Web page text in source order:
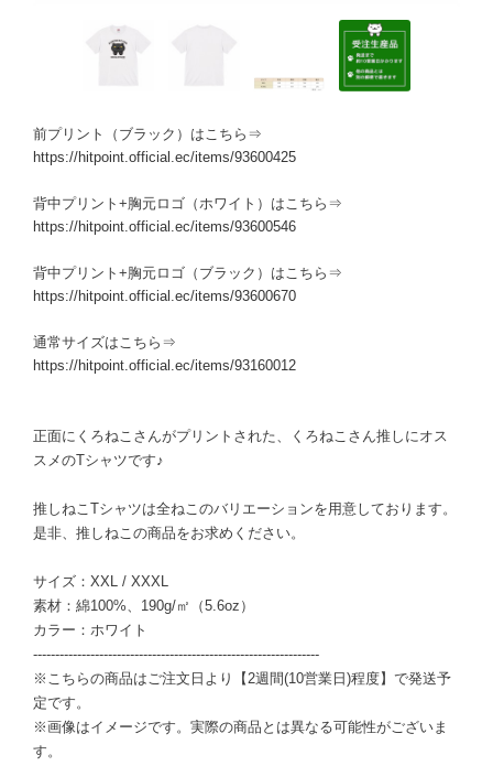
前プリント（ブラック）はこちら⇒
https://hitpoint.official.ec/items/93600425
背中プリント+胸元ロゴ（ホワイト）はこちら⇒
https://hitpoint.official.ec/items/93600546
背中プリント+胸元ロゴ（ブラック）はこちら⇒
https://hitpoint.official.ec/items/93600670
通常サイズはこちら⇒
https://hitpoint.official.ec/items/93160012
正面にくろねこさんがプリントされた、くろねこさん推しにオス
スメのTシャツです♪
推しねこTシャツは全ねこのバリエーションを用意しております。
是非、推しねこの商品をお求めください。
サイズ：XXL / XXXL
素材：綿100%、190g/㎡（5.6oz）
カラー：ホワイト
-----------------------------------------------------------------
※こちらの商品はご注文日より【2週間(10営業日)程度】で発送予
定です。
※画像はイメージです。実際の商品とは異なる可能性がございま
す。